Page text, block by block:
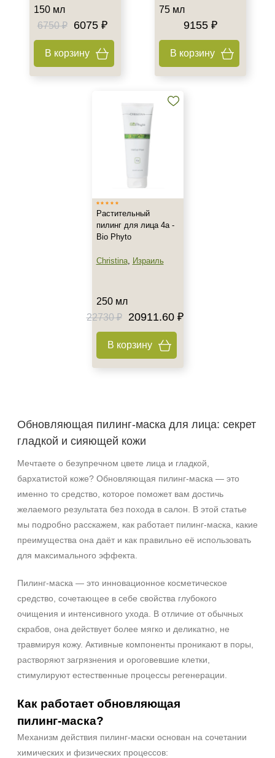
150 мл
6750 ₽
6075 ₽
В корзину
75 мл
9155 ₽
В корзину
Растительный
пилинг для лица 4а -
Bio Phyto
Christina, Израиль
250 мл
22730 ₽
20911.60 ₽
В корзину
Обновляющая пилинг‑маска для лица: секрет
гладкой и сияющей кожи
Мечтаете о безупречном цвете лица и гладкой,
бархатистой коже? Обновляющая пилинг‑маска — это
именно то средство, которое поможет вам достичь
желаемого результата без похода в салон. В этой статье
мы подробно расскажем, как работает пилинг‑маска, какие
преимущества она даёт и как правильно её использовать
для максимального эффекта.
Пилинг‑маска — это инновационное косметическое
средство, сочетающее в себе свойства глубокого
очищения и интенсивного ухода. В отличие от обычных
скрабов, она действует более мягко и деликатно, не
травмируя кожу. Активные компоненты проникают в поры,
растворяют загрязнения и ороговевшие клетки,
стимулируют естественные процессы регенерации.
Как работает обновляющая
пилинг‑маска?
Механизм действия пилинг‑маски основан на сочетании
химических и физических процессов: